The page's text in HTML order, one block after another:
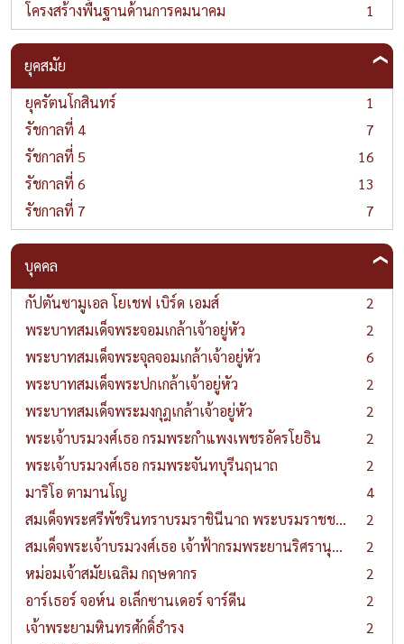
โครงสร้างพื้นฐานด้านการคมนาคม
1
ยุคสมัย
ยุครัตนโกสินทร์
1
รัชกาลที่ 4
7
รัชกาลที่ 5
16
รัชกาลที่ 6
13
รัชกาลที่ 7
7
บุคคล
กัปตันซามูเอล โยเชฟ เบิร์ด เอมส์
2
พระบาทสมเด็จพระจอมเกล้าเจ้าอยู่หัว
2
พระบาทสมเด็จพระจุลจอมเกล้าเจ้าอยู่หัว
6
พระบาทสมเด็จพระปกเกล้าเจ้าอยู่หัว
2
พระบาทสมเด็จพระมงกุฎเกล้าเจ้าอยู่หัว
2
พระเจ้าบรมวงศ์เธอ กรมพระกำแพงเพชรอัครโยธิน
2
พระเจ้าบรมวงศ์เธอ กรมพระจันทบุรีนฤนาถ
2
มาริโอ ตามานโญ
4
สมเด็จพระศรีพัชรินทราบรมราชินีนาถ พระบรมราชชนนีพันปีหลวง
2
สมเด็จพระเจ้าบรมวงศ์เธอ เจ้าฟ้ากรมพระยานริศรานุวัดติวงศ์
2
หม่อมเจ้าสมัยเฉลิม กฤษดากร
2
อาร์เธอร์ จอห์น อเล็กซานเดอร์ จาร์ดีน
2
เจ้าพระยามหินทรศักดิ์ธำรง
2